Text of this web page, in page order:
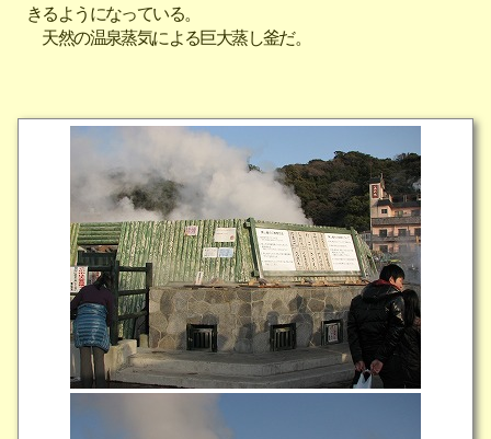
きるようになっている。
天然の温泉蒸気による巨大蒸し釜だ。